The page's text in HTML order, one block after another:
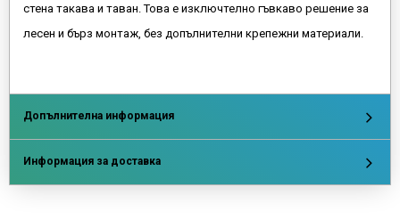
стена такава и таван. Това е изключтелно гъвкаво решение за
лесен и бърз монтаж, без допълнителни крепежни материали.
Допълнителна информация
Информация за доставка